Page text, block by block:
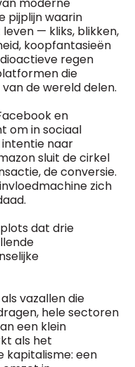
moderne
pijplijn waarin
— kliks, blikken,
koopfantasieën
regen
die
de wereld delen.
en
om in sociaal
naar
sluit de cirkel
de conversie.
zich
dat drie
vazallen die
hele sectoren
een klein
als het
kapitalisme: een